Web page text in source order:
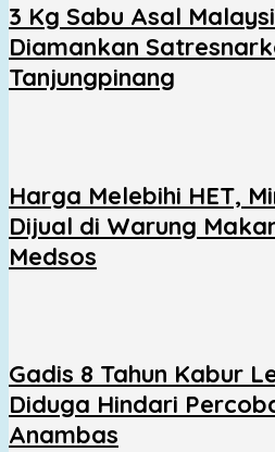
3 Kg Sabu Asal
Diamankan
Tanjungpinang
Harga Melebihi HET,
Dijual di Warung
Medsos
Gadis 8 Tahun Kabur
Diduga Hindari
Anambas